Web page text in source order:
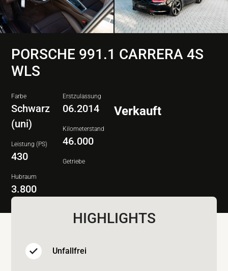
PORSCHE 991.1 CARRERA 4S
WLS
Farbe
Schwarz
(uni)
Leistung (PS)
430
Hubraum
3.800
Erstzulassung
06.2014
Kilometerstand
46.000
Getriebe
Verkauft
HIGHLIGHTS
Unfallfrei